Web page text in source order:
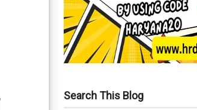
Search This Blog